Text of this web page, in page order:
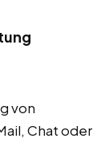
von
Chat oder